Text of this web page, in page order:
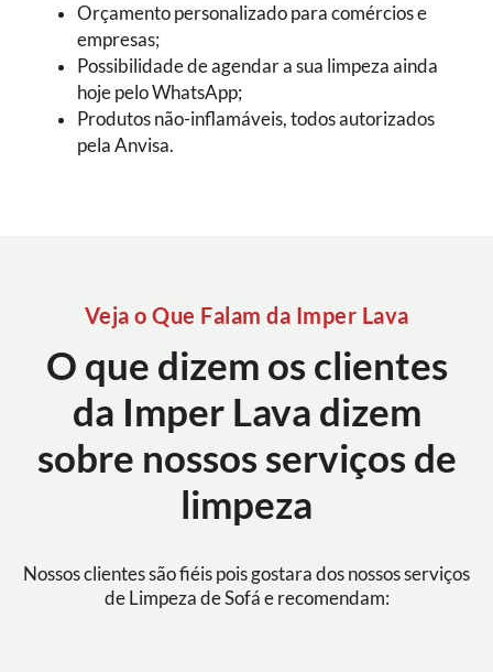
Orçamento personalizado para comércios e
empresas;
Possibilidade de agendar a sua limpeza ainda
hoje pelo WhatsApp;
Produtos não-inflamáveis, todos autorizados
pela Anvisa.
Veja o Que Falam da Imper Lava
O que dizem os clientes
da Imper Lava dizem
sobre nossos serviços de
limpeza
Nossos clientes são fiéis pois gostara dos nossos serviços
de Limpeza de Sofá e recomendam: